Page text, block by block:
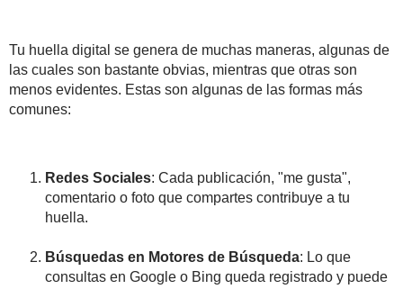
Tu huella digital se genera de muchas maneras, algunas de
las cuales son bastante obvias, mientras que otras son
menos evidentes. Estas son algunas de las formas más
comunes:
Redes Sociales: Cada publicación, "me gusta",
comentario o foto que compartes contribuye a tu
huella.
Búsquedas en Motores de Búsqueda: Lo que
consultas en Google o Bing queda registrado y puede